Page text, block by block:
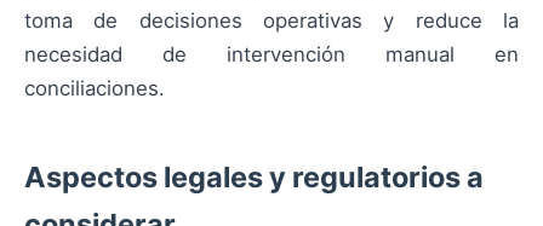
toma de decisiones operativas y reduce la
necesidad de intervención manual en
conciliaciones.
Aspectos legales y regulatorios a